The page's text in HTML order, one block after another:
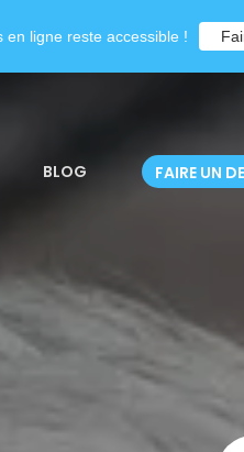
BLOG FAIRE UN
ligne reste accessible !